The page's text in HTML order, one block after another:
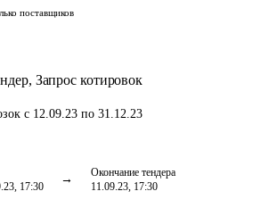
поставщиков
, Запрос котировок
с 12.09.23 по 31.12.23
17:30
Окончание тендера
11.09.23, 17:30